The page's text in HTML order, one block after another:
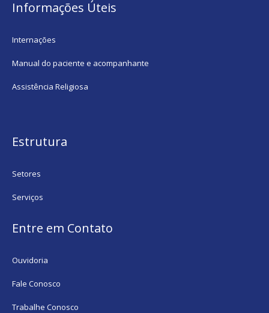
Informações Úteis
Internações
Manual do paciente e acompanhante
Assistência Religiosa
Estrutura
Setores
Serviços
Entre em Contato
Ouvidoria
Fale Conosco
Trabalhe Conosco